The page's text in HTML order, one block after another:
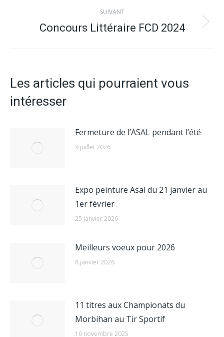
SUIVANT
Article
Concours Littéraire FCD 2024
Les articles qui pourraient vous
intéresser
Fermeture de l’ASAL pendant l’été
9 juillet 2026
Expo peinture Asal du 21 janvier au
1er février
25 janvier 2026
Meilleurs voeux pour 2026
8 janvier 2026
11 titres aux Championats du
Morbihan au Tir Sportif
10 novembre 2025